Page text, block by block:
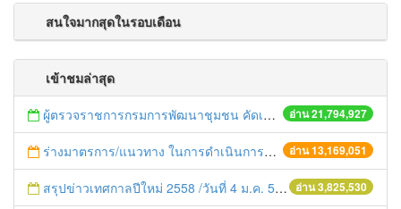
สนใจมากสุดในรอบเดือน
เข้าชมล่าสุด
อ่าน 21,794,927
ผู้ตรวจราชการกรมการพัฒนาชุมชน คัดเลือกข้าราชการและลูกจ้างดีเด่น และหน่วยงานพัฒนาชุมชนใสสะอาด ประจำปี ๒๕๕๔
อ่าน 13,169,051
ร่างมาตรการ/แนวทาง ในการดำเนินการประกอบการตรวจราชการแบบบูรณาการ
อ่าน 3,825,530
สรุปข่าวเทศกาลปีใหม่ 2558 /วันที่ 4 ม.ค. 58